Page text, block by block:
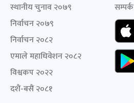
स्थानीय चुनाव २०७९
निर्वाचन २०७९
निर्वाचन २०८२
एमाले महाधिवेशन २०८२
विश्वकप २०२२
दशैं-बसैं २०८१
सम्पर्क